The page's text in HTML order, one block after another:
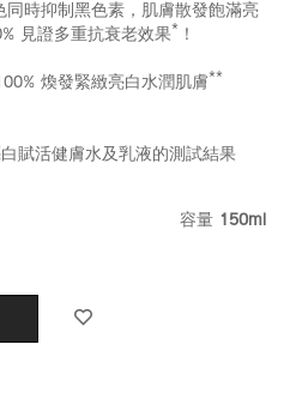
時抑制黑色素，肌膚散發飽滿亮
見證多重抗衰老效果* ！
煥發緊緻亮白水潤肌膚**
賦活健膚水及乳液的測試結果
容量 150ml